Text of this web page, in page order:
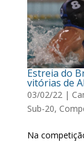
Estreia do
vitórias de
03/02/22|
Sub-20,
Na